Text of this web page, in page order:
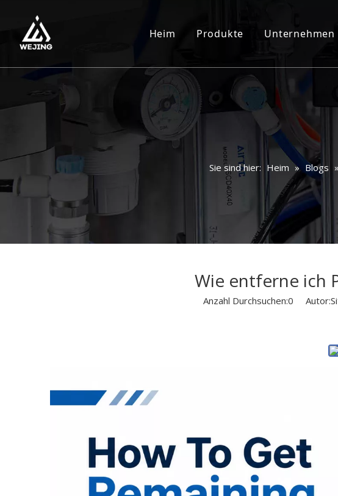
Heim Produkte Unternehmen
Sie sind hier: Heim » Blogs »
Wie entferne ich
Anzahl Durchsuchen:0